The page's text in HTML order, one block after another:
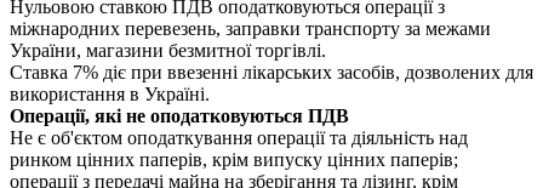
Нульовою ставкою ПДВ оподатковуються операції з
міжнародних перевезень, заправки транспорту за межами
України, магазини безмитної торгівлі.
Ставка 7% діє при ввезенні лікарських засобів, дозволених для
використання в Україні.
Операції, які не оподатковуються ПДВ
Не є об'єктом оподаткування операції та діяльність над
ринком цінних паперів, крім випуску цінних паперів;
операції з передачі майна на зберігання та лізинг, крім